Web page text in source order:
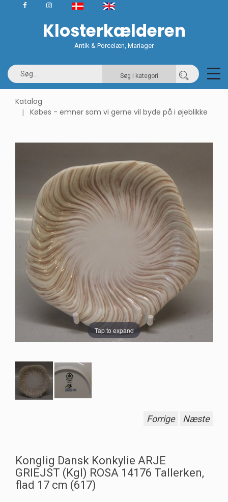
Klosterkælderen
Antik & Porcelæn, Mariager
Søg i kategori
Katalog
Købes - emner som vi gerne vil byde på i øjeblikke
Tap to expand
Forrige Næste
Konglig Dansk Konkylie ARJE
GRIEJST (Kgl) ROSA 14176 Tallerken,
flad 17 cm (617)